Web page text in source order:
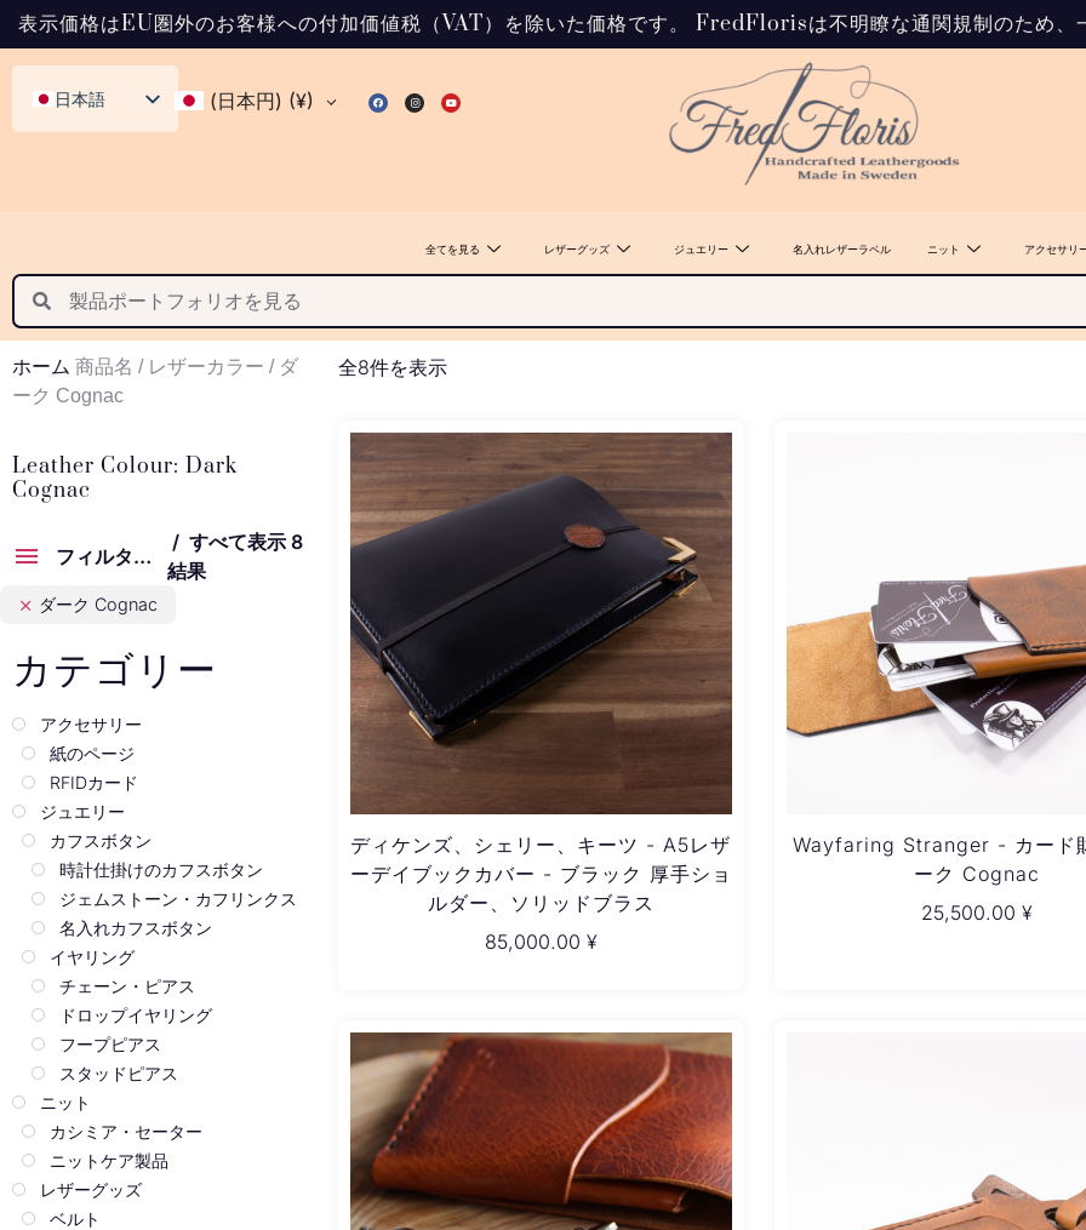
表示価格はEU圏外のお客様への付加価値税（VAT）を除いた価格です。 FredFlorisは不明瞭な通関規制のため、
日本語
English (UK)
Español
Italiano
Dansk
Polski
Suomi
Latviešu valoda
(日本円) (¥)
全てを見る レザーグッズ ジュエリー 名入れレザーラベル ニット アクセサリ
ホーム 商品名 / レザーカラー / ダ
ーク Cognac
Leather Colour: Dark
Cognac
フィルター製品
すべて表示 8
結果
ダーク Cognac
カテゴリー
アクセサリー
紙のページ
RFIDカード
ジュエリー
カフスボタン
時計仕掛けのカフスボタン
ジェムストーン・カフリンクス
名入れカフスボタン
イヤリング
チェーン・ピアス
ドロップイヤリング
フープピアス
スタッドピアス
ニット
カシミア・セーター
ニットケア製品
レザーグッズ
ベルト
全8件を表示
ディケンズ、シェリー、キーツ - A5レザ
ーデイブックカバー - ブラック 厚手ショ
ルダー、ソリッドブラス
85,000.00 ¥
Wayfaring Stranger - カード
ーク Cognac
25,500.00¥